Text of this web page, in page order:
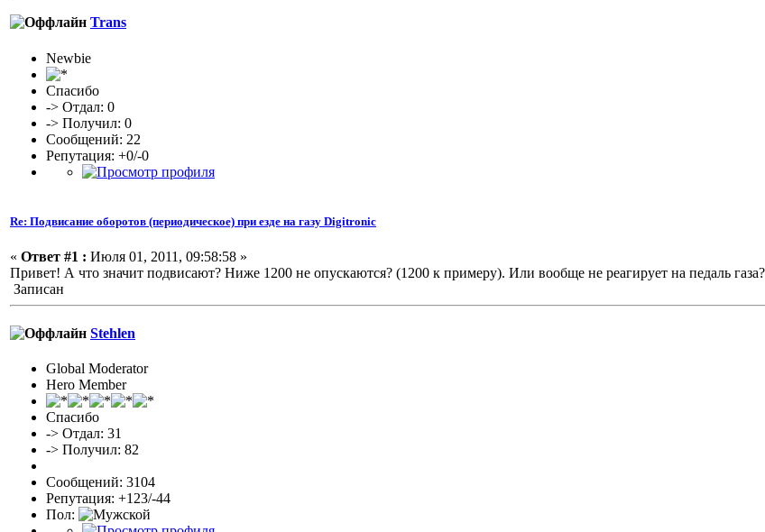
Trans
Newbie
Спасибо
-> Отдал: 0
-> Получил: 0
Сообщений: 22
Репутация: +0/-0
Re: Подвисание оборотов (периодическое) при езде на газу Digitronic
« Ответ #1 : Июля 01, 2011, 09:58:58 »
Привет! А что значит подвисают? Ниже 1200 не опускаются? (1200 к примеру). Или вообще не реагирует на педаль газа?
Записан
Stehlen
Global Moderator
Hero Member
Спасибо
-> Отдал: 31
-> Получил: 82
Сообщений: 3104
Репутация: +123/-44
Пол: